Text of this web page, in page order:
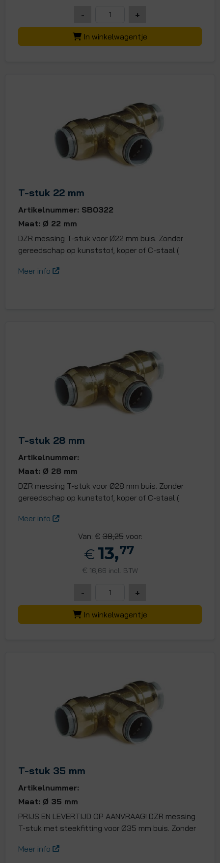
- +
In winkelwagentje
T-stuk 22 mm
Artikelnummer: SB0322
Maat: Ø 22 mm
DZR messing T-stuk voor Ø22 mm buis. Zonder
gereedschap op kunststof, koper of C-staal (
Meer info
T-stuk 28 mm
Artikelnummer:
Maat: Ø 28 mm
DZR messing T-stuk voor Ø28 mm buis. Zonder
gereedschap op kunststof, koper of C-staal (
Meer info
Van: €38,25voor:
€ 13,77
€ 16,66 incl. BTW
- +
In winkelwagentje
T-stuk 35 mm
Artikelnummer:
Maat: Ø 35 mm
PRIJS EN LEVERTIJD OP AANVRAAG! DZR messing
T-stuk met steekfitting voor Ø35 mm buis. Zonder
Meer info